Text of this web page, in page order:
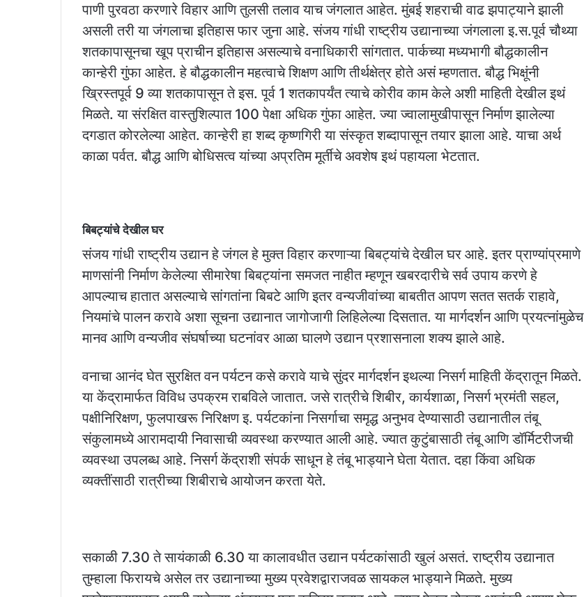
पाणी पुरवठा करणारे विहार आणि तुलसी तलाव याच जंगलात आहेत. मुंबई शहराची वाढ झपाट्याने झाली
असली तरी या जंगलाचा इतिहास फार जुना आहे. संजय गांधी राष्ट्रीय उद्यानाच्या जंगलाला इ.स.पूर्व चौथ्या
शतकापासूनचा खूप प्राचीन इतिहास असल्याचे वनाधिकारी सांगतात. पार्कच्या मध्यभागी बौद्धकालीन
कान्हेरी गुंफा आहेत. हे बौद्धकालीन महत्वाचे शिक्षण आणि तीर्थक्षेत्र होते असं म्हणतात. बौद्ध भिक्षूंनी
ख्रिस्तपूर्व 9 व्या शतकापासून ते इस. पूर्व 1 शतकापर्यंत त्याचे कोरीव काम केले अशी माहिती देखील इथं
मिळते. या संरक्षित वास्तुशिल्पात 100 पेक्षा अधिक गुंफा आहेत. ज्या ज्वालामुखीपासून निर्माण झालेल्या
दगडात कोरलेल्या आहेत. कान्हेरी हा शब्द कृष्णगिरी या संस्कृत शब्दापासून तयार झाला आहे. याचा अर्थ
काळा पर्वत. बौद्ध आणि बोधिसत्व यांच्या अप्रतिम मूर्तीचे अवशेष इथं पहायला भेटतात.
बिबट्यांचे देखील घर
संजय गांधी राष्ट्रीय उद्यान हे जंगल हे मुक्त विहार करणाऱ्या बिबट्यांचे देखील घर आहे. इतर प्राण्यांप्रमाणे
माणसांनी निर्माण केलेल्या सीमारेषा बिबट्यांना समजत नाहीत म्हणून खबरदारीचे सर्व उपाय करणे हे
आपल्याच हातात असल्याचे सांगतांना बिबटे आणि इतर वन्यजीवांच्या बाबतीत आपण सतत सतर्क राहावे,
नियमांचे पालन करावे अशा सूचना उद्यानात जागोजागी लिहिलेल्या दिसतात. या मार्गदर्शन आणि प्रयत्नांमुळेच
मानव आणि वन्यजीव संघर्षाच्या घटनांवर आळा घालणे उद्यान प्रशासनाला शक्य झाले आहे.
वनाचा आनंद घेत सुरक्षित वन पर्यटन कसे करावे याचे सुंदर मार्गदर्शन इथल्या निसर्ग माहिती केंद्रातून मिळते.
या केंद्रामार्फत विविध उपक्रम राबविले जातात. जसे रात्रीचे शिबीर, कार्यशाळा, निसर्ग भ्रमंती सहल,
पक्षीनिरिक्षण, फुलपाखरू निरिक्षण इ. पर्यटकांना निसर्गाचा समृद्ध अनुभव देण्यासाठी उद्यानातील तंबू
संकुलामध्ये आरामदायी निवासाची व्यवस्था करण्यात आली आहे. ज्यात कुटुंबासाठी तंबू आणि डॉर्मिटरीजची
व्यवस्था उपलब्ध आहे. निसर्ग केंद्राशी संपर्क साधून हे तंबू भाड्याने घेता येतात. दहा किंवा अधिक
व्यक्तींसाठी रात्रीच्या शिबीराचे आयोजन करता येते.
सकाळी 7.30 ते सायंकाळी 6.30 या कालावधीत उद्यान पर्यटकांसाठी खुलं असतं. राष्ट्रीय उद्यानात
तुम्हाला फिरायचे असेल तर उद्यानाच्या मुख्य प्रवेशद्वाराजवळ सायकल भाड्याने मिळते. मुख्य